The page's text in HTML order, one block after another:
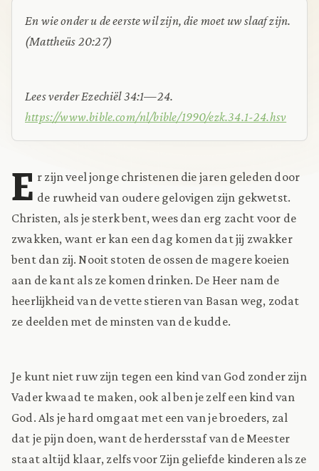
En wie onder u de eerste wil zijn, die moet uw slaaf zijn.
(Mattheüs 20:27)
Lees verder Ezechiël 34:1—24.
https://www.bible.com/nl/bible/1990/ezk.34.1-24.hsv
E r zijn veel jonge christenen die jaren geleden door
de ruwheid van oudere gelovigen zijn gekwetst.
Christen, als je sterk bent, wees dan erg zacht voor de
zwakken, want er kan een dag komen dat jij zwakker
bent dan zij. Nooit stoten de ossen de magere koeien
aan de kant als ze komen drinken. De Heer nam de
heerlijkheid van de vette stieren van Basan weg, zodat
ze deelden met de minsten van de kudde.
Je kunt niet ruw zijn tegen een kind van God zonder zijn
Vader kwaad te maken, ook al ben je zelf een kind van
God. Als je hard omgaat met een van je broeders, zal
dat je pijn doen, want de herdersstaf van de Meester
staat altijd klaar, zelfs voor Zijn geliefde kinderen als ze